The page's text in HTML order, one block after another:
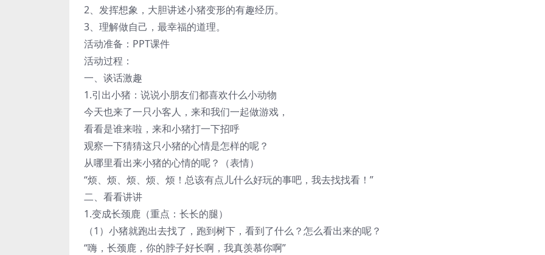
2、发挥想象，大胆讲述小猪变形的有趣经历。
3、理解做自己，最幸福的道理。
活动准备：PPT课件
活动过程：
一、谈话激趣
1.引出小猪：说说小朋友们都喜欢什么小动物
今天也来了一只小客人，来和我们一起做游戏，
看看是谁来啦，来和小猪打一下招呼
观察一下猜猜这只小猪的心情是怎样的呢？
从哪里看出来小猪的心情的呢？（表情）
“烦、烦、烦、烦、烦！总该有点儿什么好玩的事吧，我去找找看！”
二、看看讲讲
1.变成长颈鹿（重点：长长的腿）
（1）小猪就跑出去找了，跑到树下，看到了什么？怎么看出来的呢？
“嗨，长颈鹿，你的脖子好长啊，我真羡慕你啊”